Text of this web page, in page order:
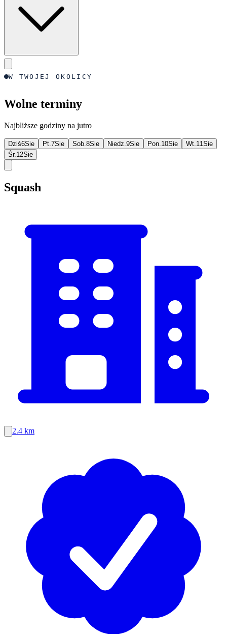
W TWOJEJ OKOLICY
Wolne terminy
Najbliższe godziny na jutro
Dziś6Sie Pt. 7Sie Sob. 8Sie Niedz. 9Sie Pon. 10Sie Wt. 11Sie
Śr. 12Sie
Squash
2.4 km